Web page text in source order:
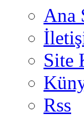
Ana
Site
Rss